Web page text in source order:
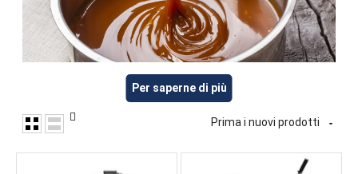
Attrezzature per la lavorazione alimentare per la produzione
di impasti per caramello e toffee, comprese attrezzature
per la cottura, la miscelazione, il riscaldamento e la
lavorazione di prodotti alimentari densi e viscosi. Queste
dolciarie impegnative in cui sono importanti un processo
Per saperne di più
Prima i nuovi prodotti 